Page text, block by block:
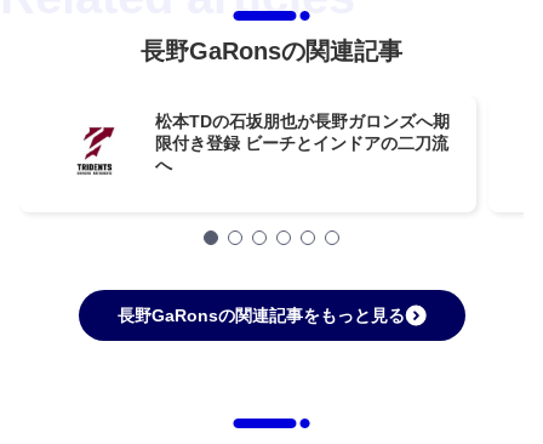
長野GaRonsの関連記事
松本TDの石坂朋也が長野ガロンズへ期
限付き登録 ビーチとインドアの二刀流
へ
長野GaRonsの関連記事をもっと見る